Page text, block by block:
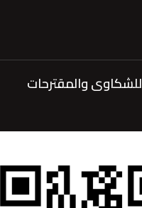
للشكاوى والمقترحات